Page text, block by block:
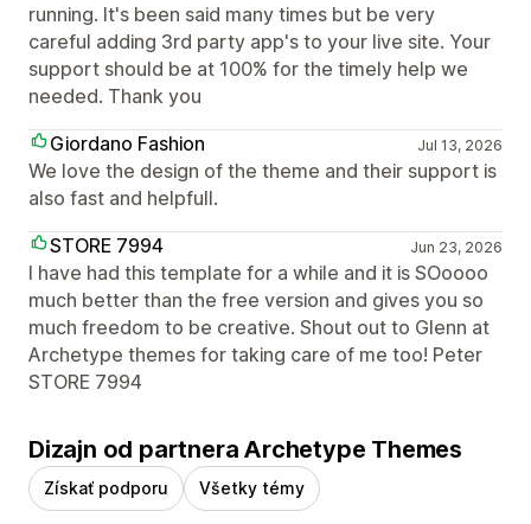
running. It's been said many times but be very
careful adding 3rd party app's to your live site. Your
support should be at 100% for the timely help we
needed. Thank you
Giordano Fashion
Jul 13, 2026
We love the design of the theme and their support is
also fast and helpfull.
STORE 7994
Jun 23, 2026
I have had this template for a while and it is SOoooo
much better than the free version and gives you so
much freedom to be creative. Shout out to Glenn at
Archetype themes for taking care of me too! Peter
STORE 7994
Dizajn od partnera Archetype Themes
Získať podporu Všetky témy